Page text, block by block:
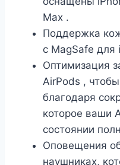
Max .
Поддержка
с MagSafe для
Оптимизация
AirPods ,
благодаря
которое ваши
состоянии
Оповещения
наушниках,